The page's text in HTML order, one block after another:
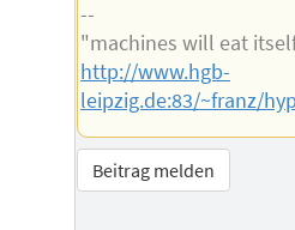
--
"machines will eat
http://www.hgb-
leipzig.de:83/~franz/
Beitrag melden